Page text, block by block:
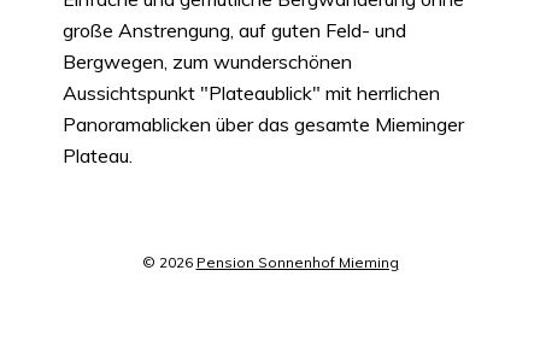
große Anstrengung, auf guten Feld- und
Bergwegen, zum wunderschönen
Aussichtspunkt "Plateaublick" mit herrlichen
Panoramablicken über das gesamte Mieminger
Plateau.
© 2026 Pension Sonnenhof Mieming